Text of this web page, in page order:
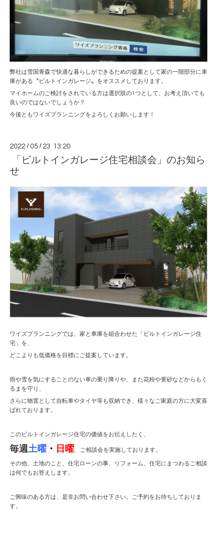
弊社は雪国青森で快適な暮らしができるための提案として家の一階部分に車
庫がある〝ビルトインガレージ〟をオススメしております。
マイホームのご検討をされている方は選択肢の1つとして、お考え頂いても
良いのではないでしょうか？
今後ともワイズプランニングをよろしくお願いします！
2022 /05 / 23 13:20
「ビルトインガレージ住宅相談会」のお知ら
せ
ワイズプランニングでは、家と車庫を組合わせた「ビルトインガレージ住
宅」を、
どこよりも低価格を目標にご提案しています。
雨や雪を気にすることのない車の乗り降りや、また花粉や黄砂などからもく
るまを守り、
さらに物置として自転車やタイヤ等も収納でき、様々なご家庭の方に大変喜
ばれております。
このビルトインガレージ住宅の価値をお伝えしたく、
毎週土曜 ・ 日曜、ご相談会を実施しております。
その他、土地のこと、住宅ローンの事、リフォーム、住宅にまつわるご相談
は何でもお答えします。
ご興味のある方は、是非お問い合わせ下さい。ご予約をお待ちしておりま
す。